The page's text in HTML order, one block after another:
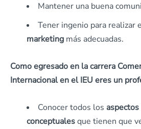
Mantener una buena
Tener ingenio para realizar
marketing más adecuadas.
Como egresado en la carrera
Internacional en el IEU eres un
Conocer todos los
conceptualesque tienen que